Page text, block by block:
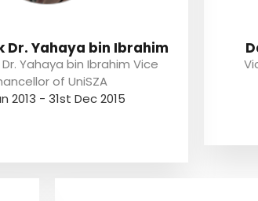
Dr. Yahaya bin Ibrahim
Yahaya bin Ibrahim Vice
of UniSZA
2013 - 31st Dec 2015